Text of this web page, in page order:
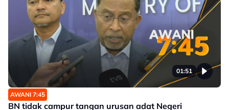
01:51
AWANI 7:45
BN tidak campur tangan urusan adat Negeri